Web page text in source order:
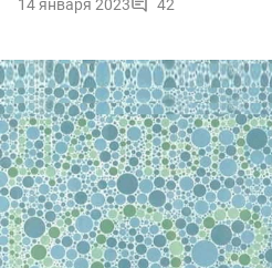
14 января 2023 42